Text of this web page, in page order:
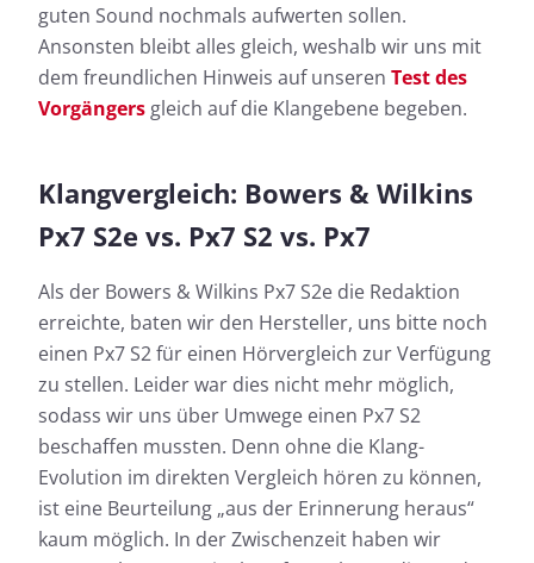
guten Sound nochmals aufwerten sollen.
Ansonsten bleibt alles gleich, weshalb wir uns mit
dem freundlichen Hinweis auf unseren Test des
Vorgängers gleich auf die Klangebene begeben.
Klangvergleich: Bowers & Wilkins
Px7 S2e vs. Px7 S2 vs. Px7
Als der Bowers & Wilkins Px7 S2e die Redaktion
erreichte, baten wir den Hersteller, uns bitte noch
einen Px7 S2 für einen Hörvergleich zur Verfügung
zu stellen. Leider war dies nicht mehr möglich,
sodass wir uns über Umwege einen Px7 S2
beschaffen mussten. Denn ohne die Klang-
Evolution im direkten Vergleich hören zu können,
ist eine Beurteilung „aus der Erinnerung heraus“
kaum möglich. In der Zwischenzeit haben wir